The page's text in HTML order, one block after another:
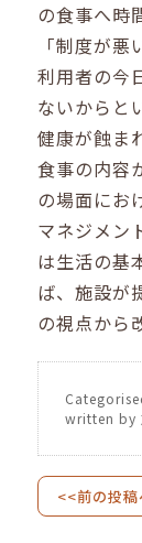
の食事へ時
「制度が
利用者の今
ないからと
健康が蝕ま
食事の内容
の場面にお
マネジメン
は生活の基
ば、施設が
の視点から
written by
<<前の投稿